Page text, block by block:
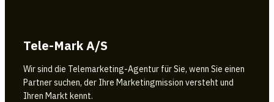
Tele-Mark A/S
Wir sind die Telemarketing-Agentur für Sie, wenn Sie einen
Partner suchen, der Ihre Marketingmission versteht und
Ihren Markt kennt.